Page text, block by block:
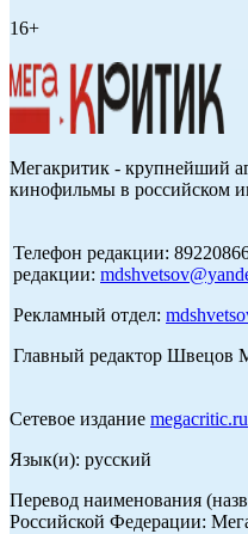
16+
Мегакритик - крупнейший
кинофильмы в российском
Телефон редакции:
редакции:
Рекламный отдел:
Главный редактор Швецов
Сетевое издание megacritic.ru
Язык(и): русский
Перевод наименования
Российской Федерации: